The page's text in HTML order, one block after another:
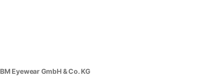
BM Eyewear GmbH & Co. KG